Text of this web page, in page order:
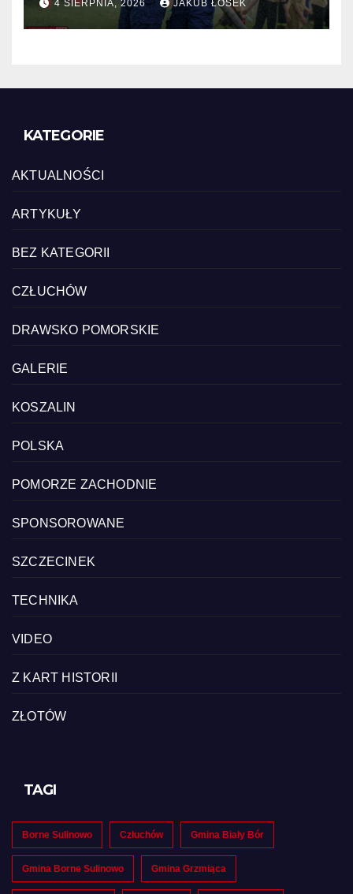
4 SIERPNIA, 2026 JAKUB ŁOSEK
KATEGORIE
AKTUALNOŚCI
ARTYKUŁY
BEZ KATEGORII
CZŁUCHÓW
DRAWSKO POMORSKIE
GALERIE
KOSZALIN
POLSKA
POMORZE ZACHODNIE
SPONSOROWANE
SZCZECINEK
TECHNIKA
VIDEO
Z KART HISTORII
ZŁOTÓW
TAGI
Borne Sulinowo Człuchów Gmina Biały Bór
Gmina Borne Sulinowo Gmina Grzmiąca